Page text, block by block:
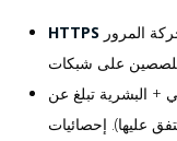
المرور
+ البشرية تبلغ عن
عليها). إحصائيات